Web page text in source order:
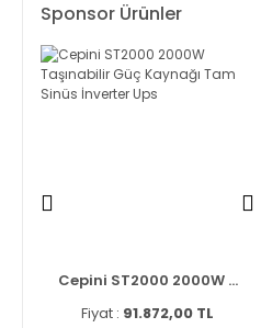
Sponsor Ürünler
Cepini ST2000 2000W ...
Fiyat : 91.872,00 TL